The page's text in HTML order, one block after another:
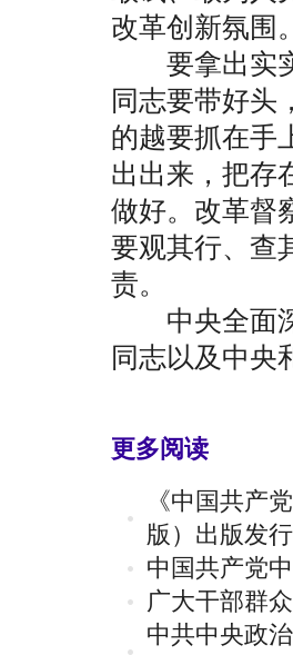
改革创新氛围。
要拿出实实
同志要带好头
的越要抓在手
出出来，把存
做好。改革督
要观其行、查
责。
中央全面深
同志以及中央
更多阅读
《中国共产
版）出版发行
中国共产党
广大干部群
中共中央政